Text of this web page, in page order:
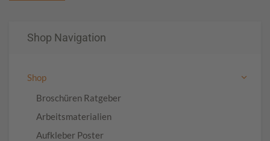
Shop Navigation
Shop
Broschüren Ratgeber
Arbeitsmaterialien
Aufkleber Poster